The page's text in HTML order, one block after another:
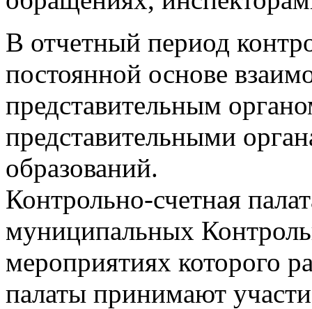
В отчетный период
постоянной основе
представительным
представительными
образований.
Контрольно-счетная
муниципальных
мероприятиях которого
палаты принимают